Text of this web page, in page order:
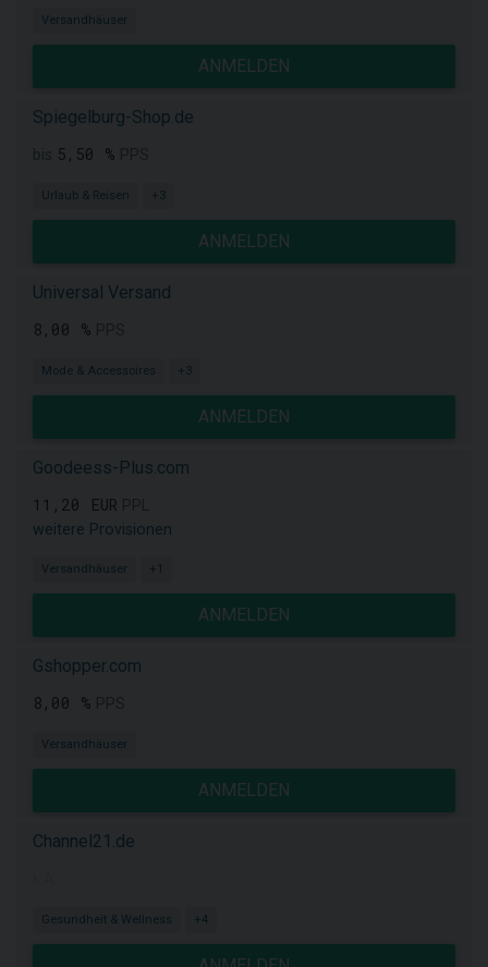
Versandhäuser
ANMELDEN
Spiegelburg-Shop.de
5,50 %
Urlaub & Reisen +3
ANMELDEN
Universal Versand
8,00 %
Mode & Accessoires +3
ANMELDEN
Goodeess-Plus.com
11,20 EUR
weitere Provisionen
Versandhäuser +1
ANMELDEN
Gshopper.com
8,00 %
Versandhäuser
ANMELDEN
Channel21.de
Gesundheit & Wellness +4